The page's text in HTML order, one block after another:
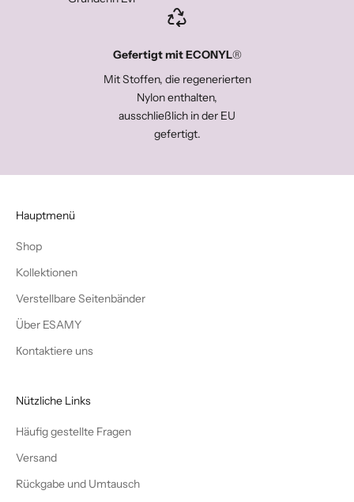
Gefertigt mit ECONYL®
Mit Stoffen, die regenerierten
Nylon enthalten,
ausschließlich in der EU
gefertigt.
Hauptmenü
Shop
Kollektionen
Verstellbare Seitenbänder
Über ESAMY
Кontaktiere uns
Nützliche Links
Häufig gestellte Fragen
Versand
Rückgabe und Umtausch